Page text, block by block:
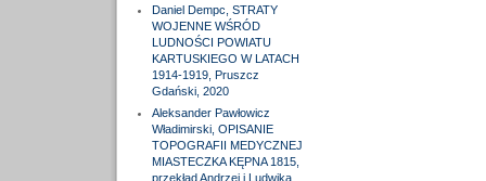
Daniel Dempc, STRATY
WOJENNE WŚRÓD
LUDNOŚCI POWIATU
KARTUSKIEGO W LATACH
1914-1919, Pruszcz
Gdański, 2020
Aleksander Pawłowicz
Władimirski, OPISANIE
TOPOGRAFII MEDYCZNEJ
MIASTECZKA KĘPNA 1815,
przekład Andrzej i Ludwika